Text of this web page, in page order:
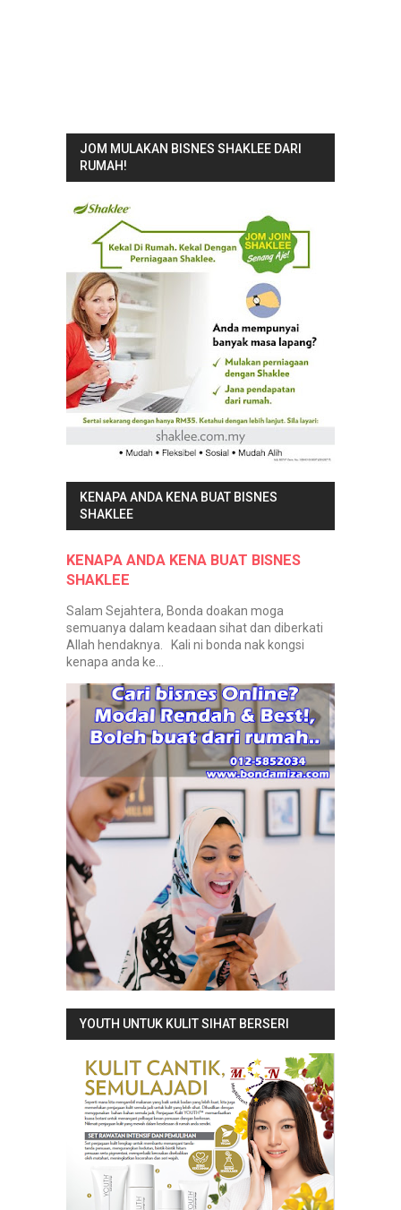
JOM MULAKAN BISNES SHAKLEE DARI
RUMAH!
KENAPA ANDA KENA BUAT BISNES
SHAKLEE
KENAPA ANDA KENA BUAT BISNES
SHAKLEE
Salam Sejahtera, Bonda doakan moga
semuanya dalam keadaan sihat dan diberkati
Allah hendaknya. Kali ni bonda nak kongsi
kenapa anda ke...
YOUTH UNTUK KULIT SIHAT BERSERI